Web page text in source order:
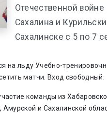
Отечественной
Сахалина и
Сахалинске с 5 по 7
на льду Учебно-
матчи. Вход свободный.
команды из
Амурской и Сахалинской